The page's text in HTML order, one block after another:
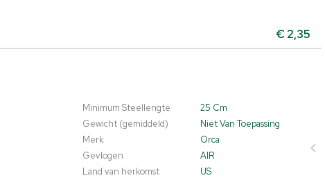
€ 2,35
Minimum Steellengte
25 Cm
Gewicht (gemiddeld)
Niet Van Toepassing
Merk
Orca
Gevlogen
AIR
Land van herkomst
US